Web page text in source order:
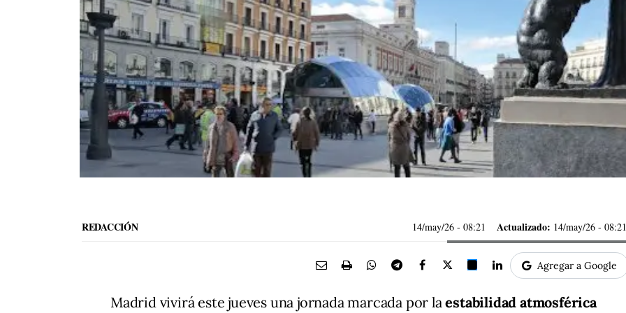
REDACCIÓN 14/may/26 - 08:21 Actualizado: 14/may/26 - 08:21
Agregar a Google
Madrid vivirá este jueves una jornada marcada por laestabilidad atmosférica